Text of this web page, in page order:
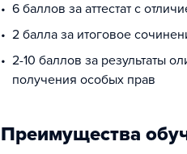
6 баллов за аттестат с
2 балла за итоговое
2-10 баллов за результаты
получения особых прав
Преимущества